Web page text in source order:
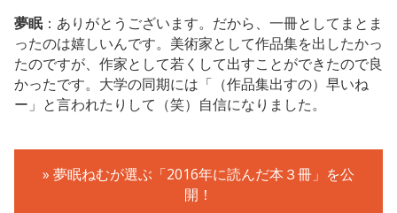
夢眠：ありがとうございます。だから、一冊としてまとま
ったのは嬉しいんです。美術家として作品集を出したかっ
たのですが、作家として若くして出すことができたので良
かったです。大学の同期には「（作品集出すの）早いね
ー」と言われたりして（笑）自信になりました。
» 夢眠ねむが選ぶ「2016年に読んだ本３冊」を公
開！